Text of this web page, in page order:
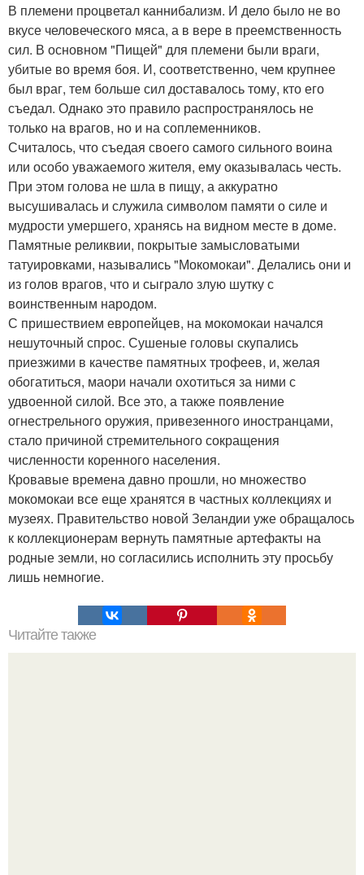
В племени процветал каннибализм. И дело было не во
вкусе человеческого мяса, а в вере в преемственность
сил. В основном "Пищей" для племени были враги,
убитые во время боя. И, соответственно, чем крупнее
был враг, тем больше сил доставалось тому, кто его
съедал. Однако это правило распространялось не
только на врагов, но и на соплеменников.
Считалось, что съедая своего самого сильного воина
или особо уважаемого жителя, ему оказывалась честь.
При этом голова не шла в пищу, а аккуратно
высушивалась и служила символом памяти о силе и
мудрости умершего, хранясь на видном месте в доме.
Памятные реликвии, покрытые замысловатыми
татуировками, назывались "Мокомокаи". Делались они и
из голов врагов, что и сыграло злую шутку с
воинственным народом.
С пришествием европейцев, на мокомокаи начался
нешуточный спрос. Сушеные головы скупались
приезжими в качестве памятных трофеев, и, желая
обогатиться, маори начали охотиться за ними с
удвоенной силой. Все это, а также появление
огнестрельного оружия, привезенного иностранцами,
стало причиной стремительного сокращения
численности коренного населения.
Кровавые времена давно прошли, но множество
мокомокаи все еще хранятся в частных коллекциях и
музеях. Правительство новой Зеландии уже обращалось
к коллекционерам вернуть памятные артефакты на
родные земли, но согласились исполнить эту просьбу
лишь немногие.
Читайте также